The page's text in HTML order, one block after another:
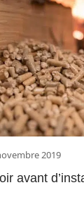
2019
avant